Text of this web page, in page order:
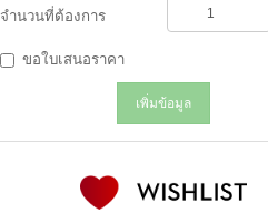
จำนวนที่ต้องการ
ขอใบเสนอราคา
เพิ่มข้อมูล